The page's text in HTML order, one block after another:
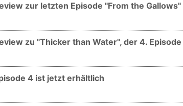
zur letzten Episode "From the Gallows"
zu "Thicker than Water", der 4. Episode
4 ist jetzt erhältlich